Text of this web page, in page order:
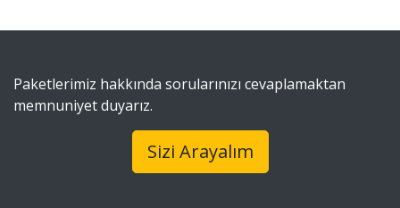
Paketlerimiz hakkında sorularınızı cevaplamaktan
memnuniyet duyarız.
Sizi Arayalım